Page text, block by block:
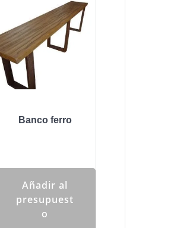
Banco ferro
Añadir al
presupuest
o